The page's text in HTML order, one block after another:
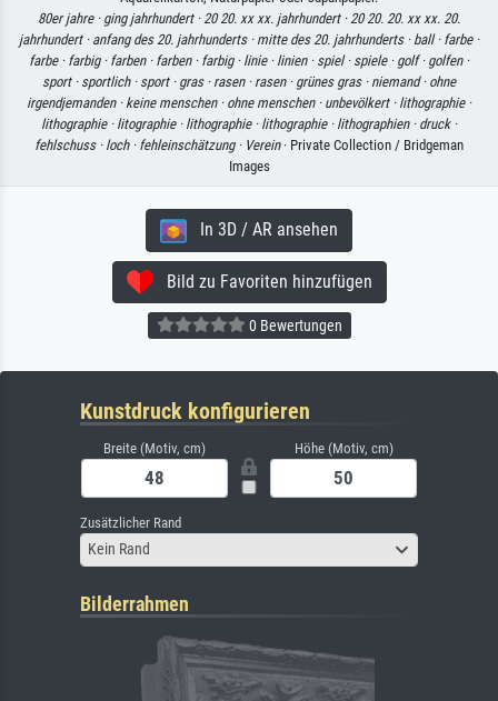
80er jahre · ging jahrhundert · 20 20. xx xx. jahrhundert · 20 20. 20. xx xx. 20.
jahrhundert · anfang des 20. jahrhunderts · mitte des 20. jahrhunderts · ball · farbe ·
farbe · farbig · farben · farben · farbig · linie · linien · spiel · spiele · golf · golfen ·
sport · sportlich · sport · gras · rasen · rasen · grünes gras · niemand · ohne
irgendjemanden · keine menschen · ohne menschen · unbevölkert · lithographie ·
lithographie · litographie · lithographie · lithographie · lithographien · druck ·
fehlschuss · loch · fehleinschätzung · Verein· Private Collection / Bridgeman
Images
In 3D / AR ansehen
Bild zu Favoriten hinzufügen
0 Bewertungen
Kunstdruck konfigurieren
Breite (Motiv, cm) Höhe (Motiv, cm)
Zusätzlicher Rand
Kein Rand
Bilderrahmen